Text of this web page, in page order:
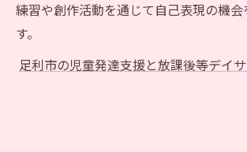
練習や創作活動を通じて自己表現の機
す。
足利市の児童発達支援と放課後等デイ